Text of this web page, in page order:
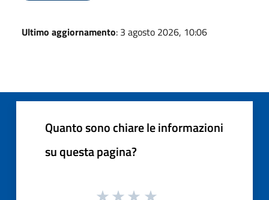
Ultimo aggiornamento: 3 agosto 2026, 10:06
Quanto sono chiare le informazioni
su questa pagina?